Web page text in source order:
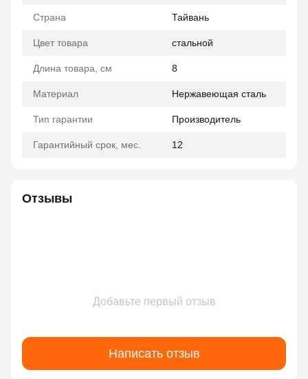
Страна Тайвань
Цвет товара стальной
Длина товара, см 8
Материал Нержавеющая сталь
Тип гарантии Производитель
Гарантийный срок, мес. 12
Отзывы
Добавьте первый отзыв
Написать отзыв